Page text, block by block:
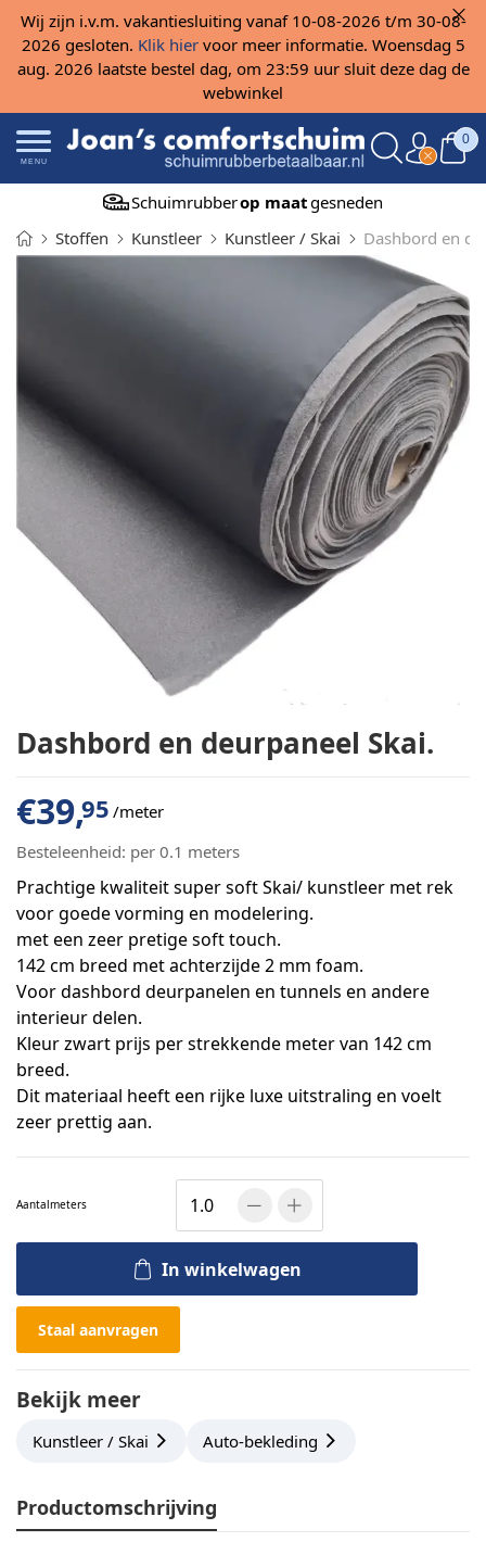
Wij zijn i.v.m. vakantiesluiting vanaf 10-08-2026 t/m 30-08-
2026 gesloten. Klik hiervoor meer informatie. Woensdag 5
aug. 2026 laatste bestel dag, om 23:59 uur sluit deze dag de
webwinkel
MENU
0
Schuimrubberop maatgesneden
Stoffen
Kunstleer Kunstleer / Skai Dashbord en
Dashbord en deurpaneel Skai.
€39,95 /meter
Besteleenheid: per 0.1 meters
Prachtige kwaliteit super soft Skai/ kunstleer met rek
voor goede vorming en modelering.
met een zeer pretige soft touch.
142 cm breed met achterzijde 2 mm foam.
Voor dashbord deurpanelen en tunnels en andere
interieur delen.
Kleur zwart prijs per strekkende meter van 142 cm
breed.
Dit materiaal heeft een rijke luxe uitstraling en voelt
zeer prettig aan.
Aantalmeters
In winkelwagen
Staal aanvragen
Bekijk meer
Kunstleer / Skai Auto-bekleding
Productomschrijving